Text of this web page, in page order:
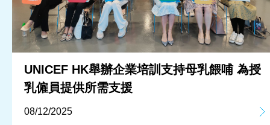
UNICEF HK舉辦企業培訓支持母乳餵哺 為授
乳僱員提供所需支援
08/12/2025